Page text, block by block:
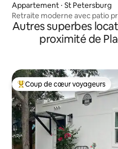
Appartement ⋅ St Petersburg
Retraite moderne avec patio
Autres superbes
proximité de
Coups de cœur voyageurs les
Coup de cœur voyageurs